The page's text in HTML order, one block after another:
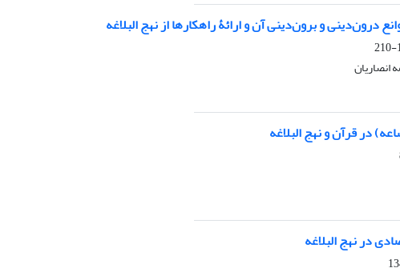
درون‌دینی و برون‌دینی آن و ارائۀ راهکارها از نهج البلاغه
انصاریان
در قرآن و نهج البلاغه
در نهج البلاغه